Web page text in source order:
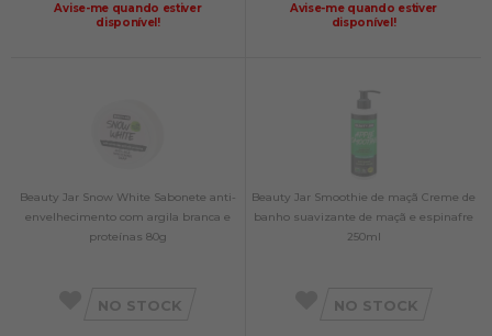
Avise-me quando estiver
disponível!
Avise-me quando estiver
disponível!
Beauty Jar Snow White Sabonete anti-
envelhecimento com argila branca e
proteínas 80g
NO STOCK
Beauty Jar Smoothie de maçã Creme de
banho suavizante de maçã e espinafre
250ml
NO STOCK